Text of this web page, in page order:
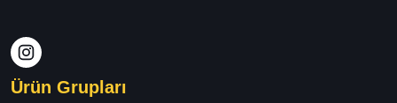
Ürün Grupları